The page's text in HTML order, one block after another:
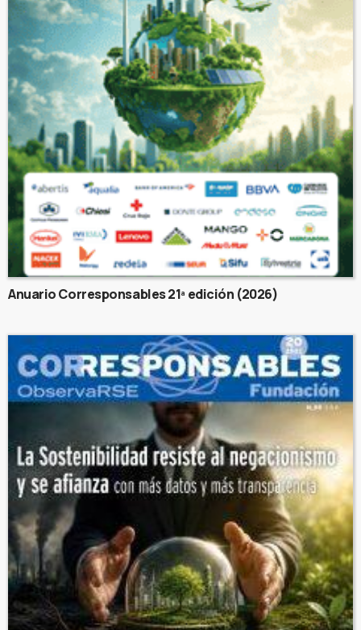
Anuario Corresponsables 21ª edición (2026)